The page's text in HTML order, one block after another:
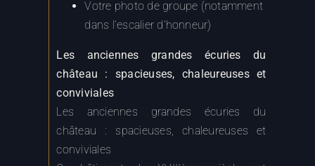
dans l’escalier d’honneur)
château : spacieuses, chaleureuses et
conviviales
Les anciennes grandes écuries du
château : spacieuses, chaleureuses et
conviviales
Ce bâtiment du XVIIIème siècle est